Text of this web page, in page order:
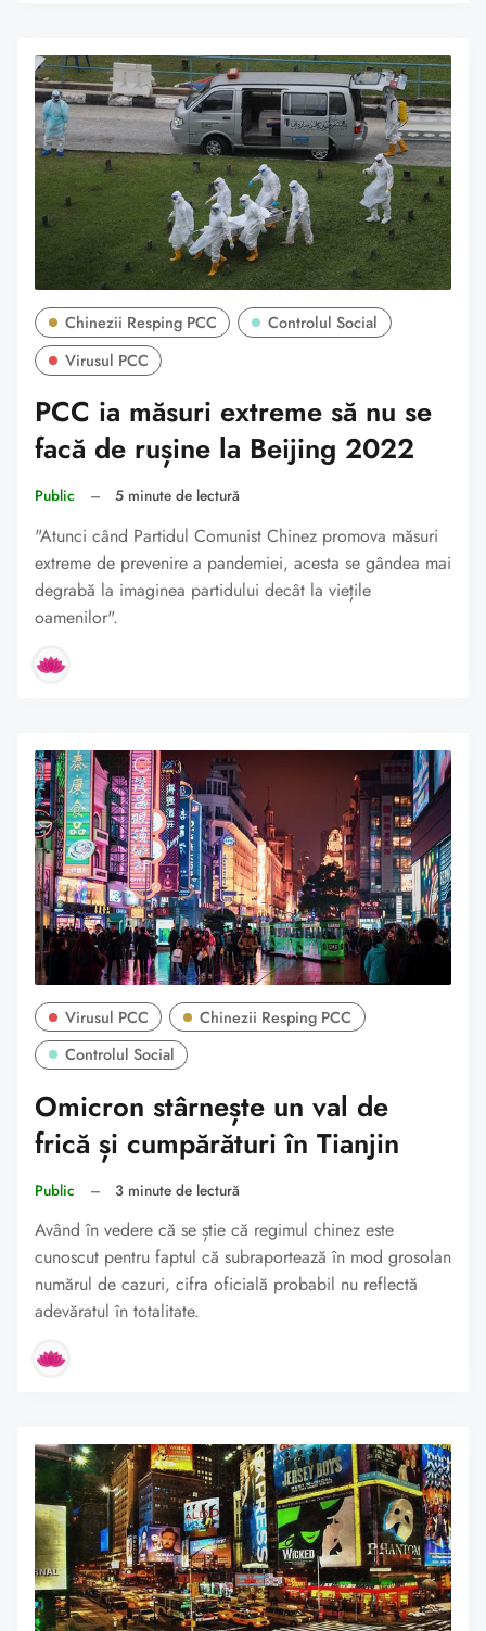
Chinezii Resping PCC
Controlul Social
Virusul PCC
PCC ia măsuri extreme să nu se
facă de rușine la Beijing 2022
Public – 5 minute de lectură
"Atunci când Partidul Comunist Chinez promova măsuri
extreme de prevenire a pandemiei, acesta se gândea mai
degrabă la imaginea partidului decât la viețile
oamenilor".
Virusul PCC
Chinezii Resping PCC
Controlul Social
Omicron stârnește un val de
frică și cumpărături în Tianjin
Public – 3 minute de lectură
Având în vedere că se știe că regimul chinez este
cunoscut pentru faptul că subraportează în mod grosolan
numărul de cazuri, cifra oficială probabil nu reflectă
adevăratul în totalitate.